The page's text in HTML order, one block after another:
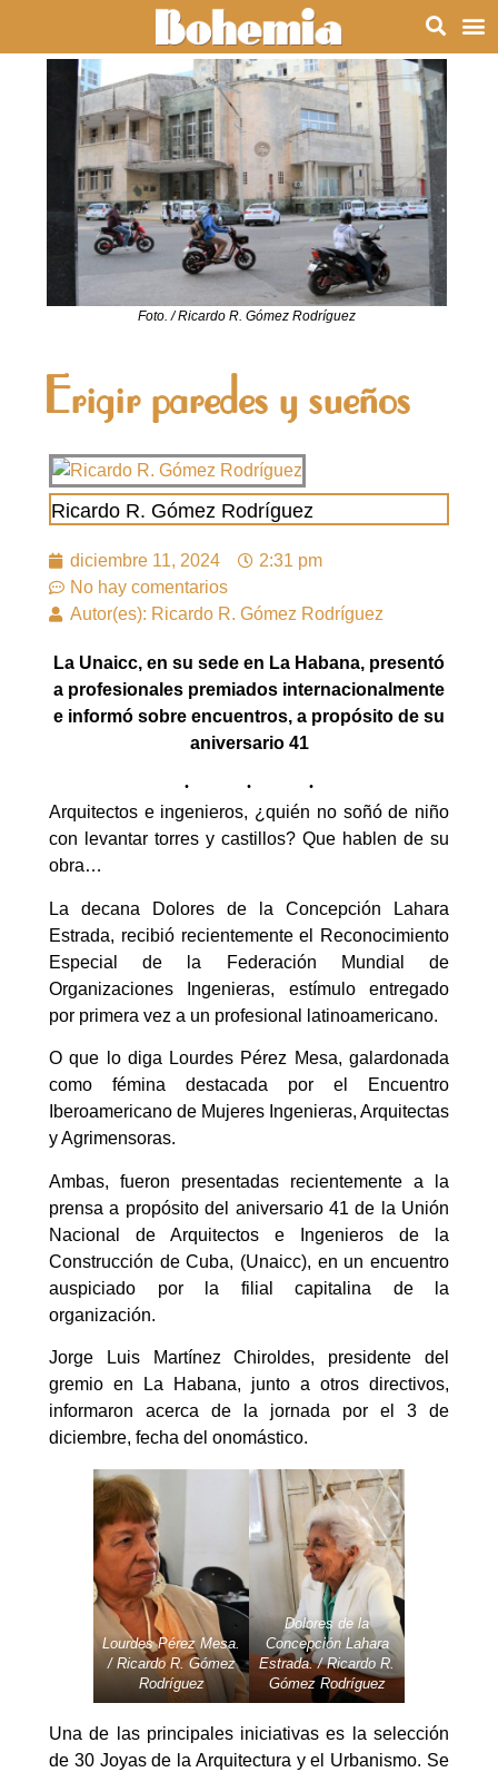
Foto. / Ricardo R. Gómez Rodríguez
Erigir paredes y sueños
Ricardo R. Gómez Rodríguez
diciembre 11, 2024
2:31 pm
No hay comentarios
Autor(es): Ricardo R. Gómez Rodríguez
La Unaicc, en su sede en La Habana, presentó
a profesionales premiados internacionalmente
e informó sobre encuentros, a propósito de su
aniversario 41
Arquitectos e ingenieros, ¿quién no soñó de niño
con levantar torres y castillos? Que hablen de su
obra…
La decana Dolores de la Concepción Lahara
Estrada, recibió recientemente el Reconocimiento
Especial de la Federación Mundial de
Organizaciones Ingenieras, estímulo entregado
por primera vez a un profesional latinoamericano.
O que lo diga Lourdes Pérez Mesa, galardonada
como fémina destacada por el Encuentro
Iberoamericano de Mujeres Ingenieras, Arquitectas
y Agrimensoras.
Ambas, fueron presentadas recientemente a la
prensa a propósito del aniversario 41 de la Unión
Nacional de Arquitectos e Ingenieros de la
Construcción de Cuba, (Unaicc), en un encuentro
auspiciado por la filial capitalina de la
organización.
Jorge Luis Martínez Chiroldes, presidente del
gremio en La Habana, junto a otros directivos,
informaron acerca de la jornada por el 3 de
diciembre, fecha del onomástico.
Lourdes Pérez Mesa.
/ Ricardo R. Gómez
Rodríguez
Dolores de la
Concepción Lahara
Estrada. / Ricardo R.
Gómez Rodríguez
Una de las principales iniciativas es la selección
de 30 Joyas de la Arquitectura y el Urbanismo. Se